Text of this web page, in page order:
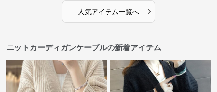
人気アイテム一覧へ ›
ニットカーディガンケーブルの新着アイテム